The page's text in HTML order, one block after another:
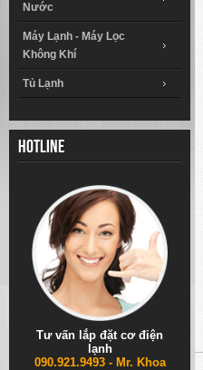
Nước
Máy Lạnh - Máy Lọc
Không Khí
Tủ Lạnh
Hotline
Tư vấn lắp đặt cơ điện
lạnh
090.921.9493 - Mr. Khoa